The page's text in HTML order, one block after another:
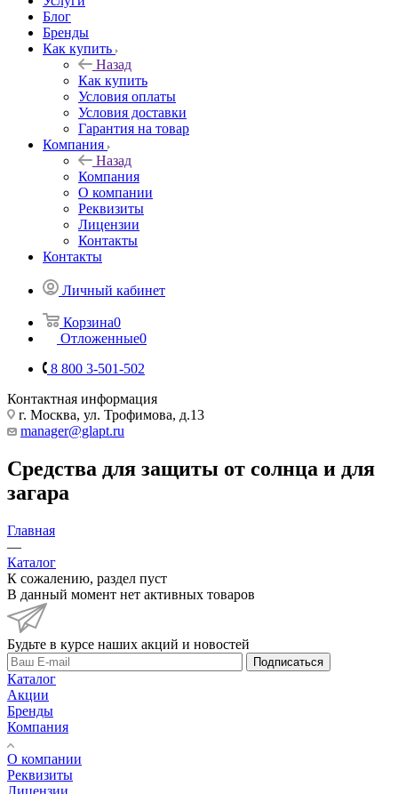
Блог
Бренды
Как купить
Назад
Как купить
Условия оплаты
Условия доставки
Гарантия на товар
Компания
Назад
Компания
О компании
Реквизиты
Лицензии
Контакты
Контакты
Личный кабинет
Корзина0
Отложенные0
8 800 3-501-502
Контактная информация
г. Москва, ул. Трофимова, д.13
manager@glapt.ru
Средства для защиты от солнца и для
загара
Главная
—
Каталог
К сожалению, раздел пуст
В данный момент нет активных товаров
Будьте в курсе наших акций и новостей
Подписаться
Каталог
Акции
Бренды
Компания
О компании
Реквизиты